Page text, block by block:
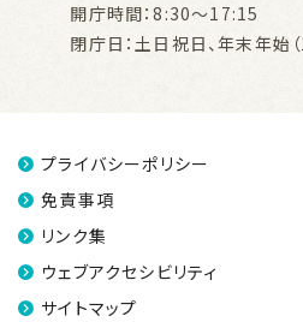
開庁時間：8:30～17:15
閉庁日：土日祝日、年末年始
プライバシーポリシー
免責事項
リンク集
ウェブアクセシビリティ
サイトマップ